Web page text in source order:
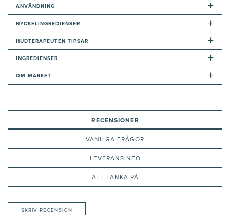
ANVÄNDNING +
NYCKELINGREDIENSER +
HUDTERAPEUTEN TIPSAR +
INGREDIENSER +
OM MÄRKET +
RECENSIONER
VANLIGA FRÅGOR
LEVERANSINFO
ATT TÄNKA PÅ
SKRIV RECENSION